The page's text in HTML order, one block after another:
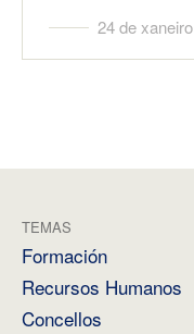
24 de xaneiro
TEMAS
Formación
Recursos Humanos
Concellos